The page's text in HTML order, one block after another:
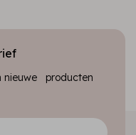
nieuwe producten